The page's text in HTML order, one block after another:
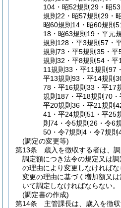
104・昭52規則29・昭
規則22・昭57規則29・
昭60規則14・昭60規則
18・昭63規則19・平元
規則128・平3規則57・
規則73・平5規則35・
規則32・平8規則54・
11規則33・平11規則97
平13規則93・平14規則
78・平16規則33・平17
規則187・平18規則70
平20規則36・平21規則
41・平24規則51・平25
則74・令5規則26・令6
50・令7規則4・令7規
(調定の変更等)
第13条
歳入を徴収する者は、
調定額につき法令の規定又は
の理由により変更しなければ
変更の理由に基づく増加額又
いて調定しなければならない。
(調定書の作成)
第14条
主管課長は、歳入を徴